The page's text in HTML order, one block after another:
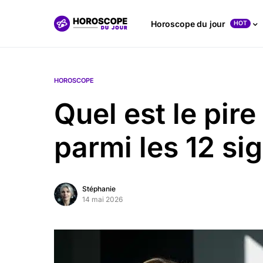
Horoscope du jour HOT
HOROSCOPE
Quel est le
parmi les 12
Stéphanie
14 mai 2026